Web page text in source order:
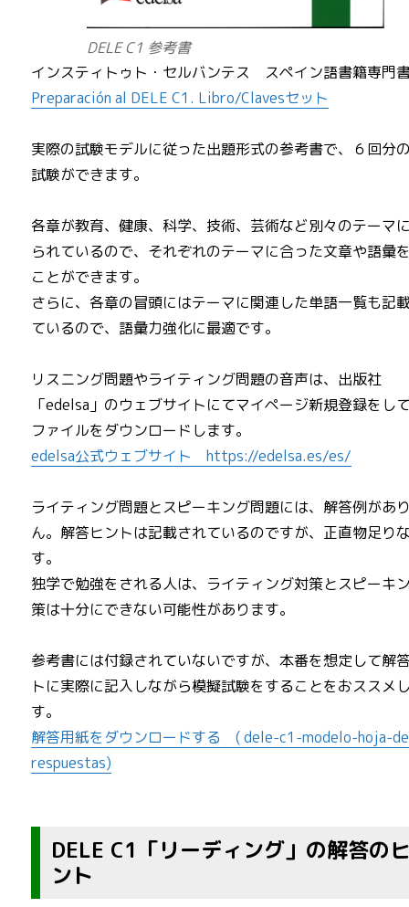
DELE C1 参考書
インスティトゥト・セルバンテス スペイン語書籍専門
Preparación al DELE C1. Libro/Clavesセット
実際の試験モデルに従った出題形式の参考書で、６回分
試験ができます。
各章が教育、健康、科学、技術、芸術など別々のテーマ
られているので、それぞれのテーマに合った文章や語彙
ことができます。
さらに、各章の冒頭にはテーマに関連した単語一覧も記
ているので、語彙力強化に最適です。
リスニング問題やライティング問題の音声は、出版社
「edelsa」のウェブサイトにてマイページ新規登録をし
ファイルをダウンロードします。
edelsa公式ウェブサイト https://edelsa.es/es/
ライティング問題とスピーキング問題には、解答例があ
ん。解答ヒントは記載されているのですが、正直物足り
す。
独学で勉強をされる人は、ライティング対策とスピーキ
策は十分にできない可能性があります。
参考書には付録されていないですが、本番を想定して解
トに実際に記入しながら模擬試験をすることをおススメ
す。
解答用紙をダウンロードする ( dele-c1-modelo-hoja-
respuestas)
DELE C1「リーディング」の解答の
ント